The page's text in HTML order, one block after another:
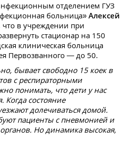
отделением ГУЗ
больница» Алексей
что в учреждении при
стационар на 150
клиническая больница
Первозванного — до 50.
бывает свободно 15 коек в
с респираторными
понимать, что дети у нас
Когда состояние
долечиваться домой.
пациенты с пневмонией и
Но динамика высокая,